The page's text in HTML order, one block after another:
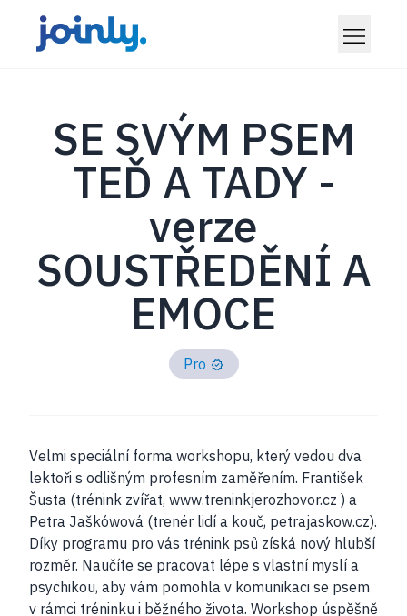
SE SVÝM PSEM
TEĎ A TADY -
verze
SOUSTŘEDĚNÍ A
EMOCE
Pro
Velmi speciální forma workshopu, který vedou dva
lektoři s odlišným profesním zaměřením. František
Šusta (trénink zvířat, www.treninkjerozhovor.cz ) a
Petra Jaškówová (trenér lidí a kouč, petrajaskow.cz).
Díky programu pro vás trénink psů získá nový hlubší
rozměr. Naučíte se pracovat lépe s vlastní myslí a
psychikou, aby vám pomohla v komunikaci se psem
v rámci tréninku i běžného života. Workshop úspěšně